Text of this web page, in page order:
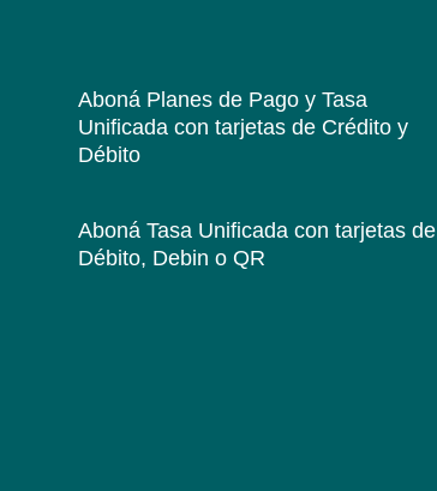
Aboná Planes de Pago y Tasa
Unificadacon tarjetas de Crédito y
Débito
Aboná Tasa Unificadacon tarjetas de
Débito, Debin o QR